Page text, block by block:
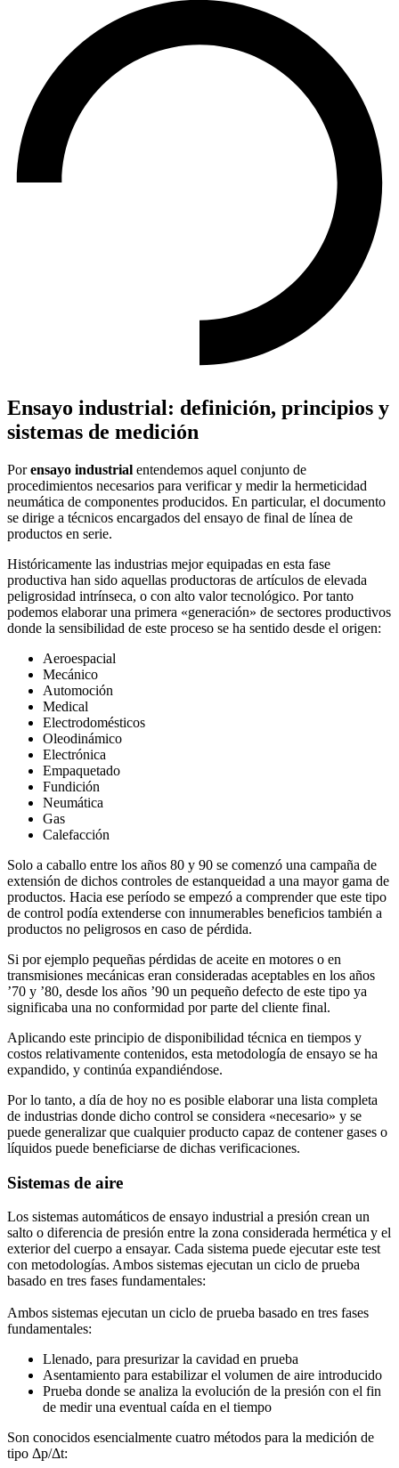
Ensayo industrial: definición, principios y
sistemas de medición
Porensayo industrial entendemos aquel conjunto de
procedimientos necesarios para verificar y medir la hermeticidad
neumática de componentes producidos. En particular, el documento
se dirige a técnicos encargados del ensayo de final de línea de
productos en serie.
Históricamente las industrias mejor equipadas en esta fase
productiva han sido aquellas productoras de artículos de elevada
peligrosidad intrínseca, o con alto valor tecnológico. Por tanto
podemos elaborar una primera «generación» de sectores productivos
donde la sensibilidad de este proceso se ha sentido desde el origen:
Aeroespacial
Mecánico
Automoción
Medical
Electrodomésticos
Oleodinámico
Electrónica
Empaquetado
Fundición
Neumática
Gas
Calefacción
Solo a caballo entre los años 80 y 90 se comenzó una campaña de
extensión de dichos controles de estanqueidad a una mayor gama de
productos. Hacia ese período se empezó a comprender que este tipo
de control podía extenderse con innumerables beneficios también a
productos no peligrosos en caso de pérdida.
Si por ejemplo pequeñas pérdidas de aceite en motores o en
transmisiones mecánicas eran consideradas aceptables en los años
’70 y ’80, desde los años ’90 un pequeño defecto de este tipo ya
significaba una no conformidad por parte del cliente final.
Aplicando este principio de disponibilidad técnica en tiempos y
costos relativamente contenidos, esta metodología de ensayo se ha
expandido, y continúa expandiéndose.
Por lo tanto, a día de hoy no es posible elaborar una lista completa
de industrias donde dicho control se considera «necesario» y se
puede generalizar que cualquier producto capaz de contener gases o
líquidos puede beneficiarse de dichas verificaciones.
Sistemas de aire
Los sistemas automáticos de ensayo industrial a presión crean un
salto o diferencia de presión entre la zona considerada hermética y el
exterior del cuerpo a ensayar. Cada sistema puede ejecutar este test
con metodologías. Ambos sistemas ejecutan un ciclo de prueba
basado en tres fases fundamentales:
Ambos sistemas ejecutan un ciclo de prueba basado en tres fases
fundamentales:
Llenado, para presurizar la cavidad en prueba
Asentamiento para estabilizar el volumen de aire introducido
Prueba donde se analiza la evolución de la presión con el fin
de medir una eventual caída en el tiempo
Son conocidos esencialmente cuatro métodos para la medición de
tipo Δp/Δt: